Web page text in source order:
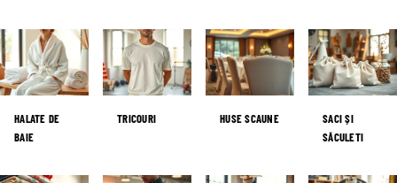
HALATE DE
BAIE
TRICOURI HUSE SCAUNE
SACI ȘI
SĂCULETI